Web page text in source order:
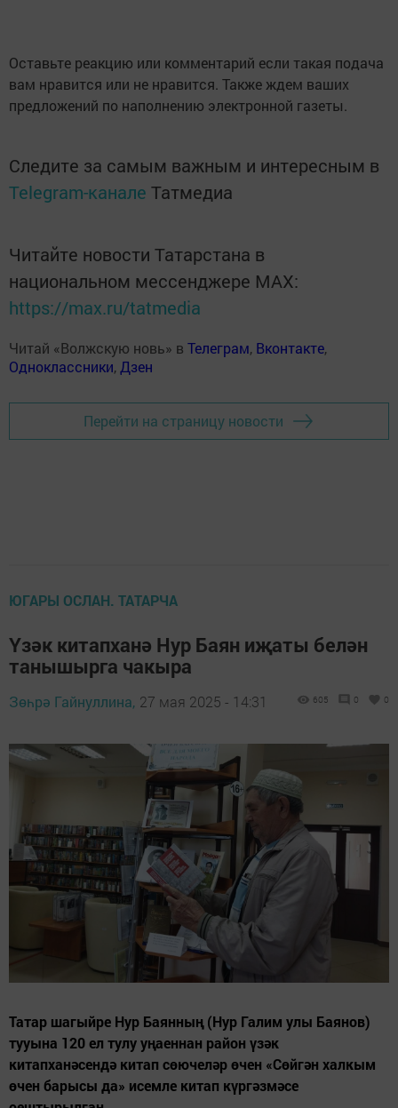
Оставьте реакцию или комментарий если такая подача
вам нравится или не нравится. Также ждем ваших
предложений по наполнению электронной газеты.
Следите за самым важным и интересным в
Telegram-канале Татмедиа
Читайте новости Татарстана в
национальном мессенджере MАХ:
https://max.ru/tatmedia
Читай «Волжскую новь» в Телеграм, Вконтакте,
Одноклассники, Дзен
Перейти на страницу новости
ЮГАРЫ ОСЛАН. ТАТАРЧА
Үзәк китапханә Нур Баян иҗаты белән
танышырга чакыра
Зөһрә Гайнуллина, 27 мая 2025 - 14:31 605 0 0
Татар шагыйре Нур Баянның (Нур Галим улы Баянов)
тууына 120 ел тулу уңаеннан район үзәк
китапханәсендә китап сөючеләр өчен «Сөйгән халкым
өчен барысы да» исемле китап күргәзмәсе